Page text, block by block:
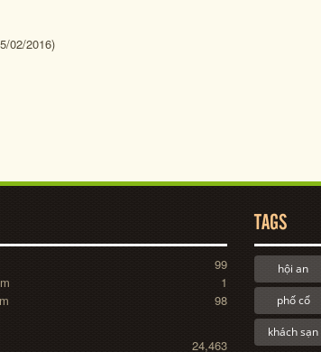
02/2016)
99
1
98
24,463
TAGS
hội an
phố cổ
khách sạn